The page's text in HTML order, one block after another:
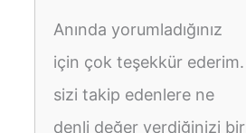
Anında yorumladığınız
için çok teşekkür ederim.
sizi takip edenlere ne
denli değer verdiğinizi bir